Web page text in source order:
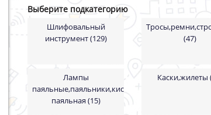
Выберите подкатегорию
Шлифовальный
инструмент (129)
(47)
Лампы
паяльные,паяльники,кислота
паяльная (15)
Каски,жилеты